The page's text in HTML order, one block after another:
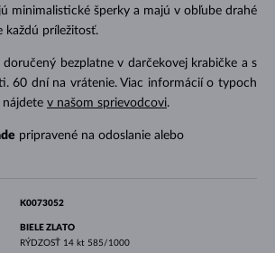
minimalistické šperky a majú v obľube drahé
každú príležitosť.
bezplatne v darčekovej krabičke a s
60 dní na vrátenie. Viac informácií o typoch
nájdete v našom sprievodcovi.
pripravené na odoslanie alebo
K0073052
BIELE ZLATO
RÝDZOSŤ 14 kt 585/1000